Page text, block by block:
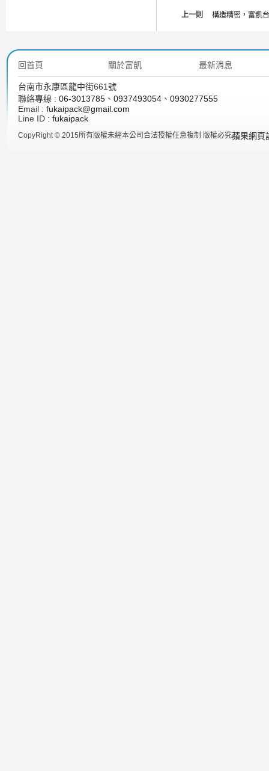
上一則 構造精密，富凱
回首頁 關於富凱 最新消息
台南市永康區龍中街661號
聯絡專線 : 06-3013785 、 0937493054 、 0930277555
Email : fukaipack@gmail.com
Line ID : fukaipack
CopyRight © 2015所有版權未經本公司合法授權任意複制 版權必究蘋果網頁